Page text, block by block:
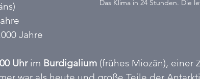
Das Klima in 24 Stunden. Die
Jahre
Uhr im Burdigalium (frühes Miozän), einer